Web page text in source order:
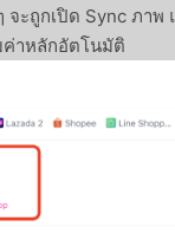
จะถูกเปิด Sync ภาพ
ค่าหลักอัตโนมัติ